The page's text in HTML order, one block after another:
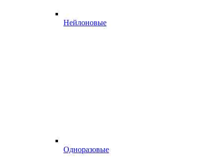
Нейлоновые
Одноразовые